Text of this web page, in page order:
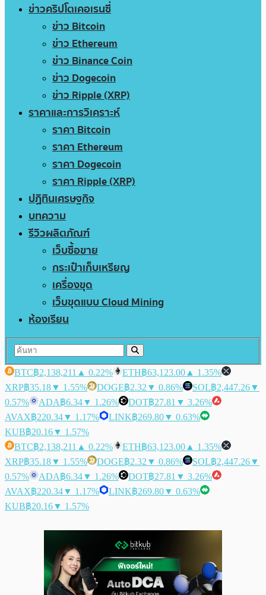
ข่าวคริปโตเคอเรนซี่
ข่าว Bitcoin
ข่าว Ethereum
ข่าว Binance Coin
ข่าว Dogecoin
ข่าว Ripple (XRP)
ราคาและการวิเคราะห์
ราคา Bitcoin
ราคา Ethereum
ราคา Dogecoin
ราคา Ripple (XRP)
ปฏิทินเศรษฐกิจ
บทความ
รีวิวผลิตภัณฑ์
เว็บซื้อขาย
กระเป๋าเก็บเหรียญ
เครื่องขุด
เว็บขุดแบบ Cloud Mining
ห้องเรียน
BTC฿2,138,211 ▲ 0.22% ETH฿63,123.00 ▲ 1.35%
XRP฿35.18▼ 1.55% DOGE฿2.32 ▼ 0.86% SOL฿2,447.26▼
0.57%
ADA฿6.34▼ 1.26% DOT฿27.81 ▼ 3.26%
AVAX฿220.34▼ 1.17% LINK฿269.80▼ 0.63%
KUB฿20.16▼ 1.57%
BTC฿2,138,211 ▲ 0.22% ETH฿63,123.00 ▲ 1.35%
XRP฿35.18▼ 1.55% DOGE฿2.32 ▼ 0.86% SOL฿2,447.26▼
0.57%
ADA฿6.34▼ 1.26% DOT฿27.81 ▼ 3.26%
AVAX฿220.34▼ 1.17% LINK฿269.80▼ 0.63%
KUB฿20.16▼ 1.57%